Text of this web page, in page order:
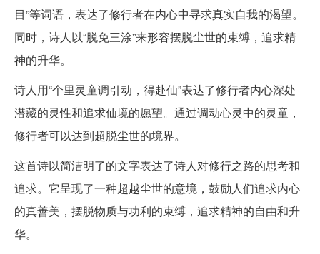
目”等词语，表达了修行者在内心中寻求真实自我的渴望。
同时，诗人以“脱免三涂”来形容摆脱尘世的束缚，追求精
神的升华。
诗人用“个里灵童调引动，得赴仙”表达了修行者内心深处
潜藏的灵性和追求仙境的愿望。通过调动心灵中的灵童，
修行者可以达到超脱尘世的境界。
这首诗以简洁明了的文字表达了诗人对修行之路的思考和
追求。它呈现了一种超越尘世的意境，鼓励人们追求内心
的真善美，摆脱物质与功利的束缚，追求精神的自由和升
华。